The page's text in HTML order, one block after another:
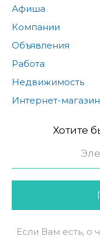
Афиша
Компании
Объявления
Работа
Недвижимость
Интернет-магазин
Хотите
Если Вам есть, о